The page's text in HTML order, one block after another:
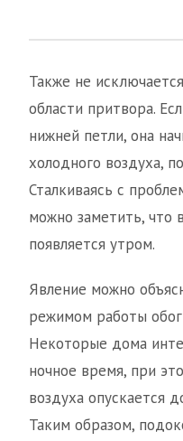
Также не
области притвора.
нижней петли, она
холодного воздуха,
Сталкиваясь с
можно заметить, что
появляется утром.
Явление можно
режимом работы
Некоторые дома
ночное время, при
воздуха опускается
Таким образом,